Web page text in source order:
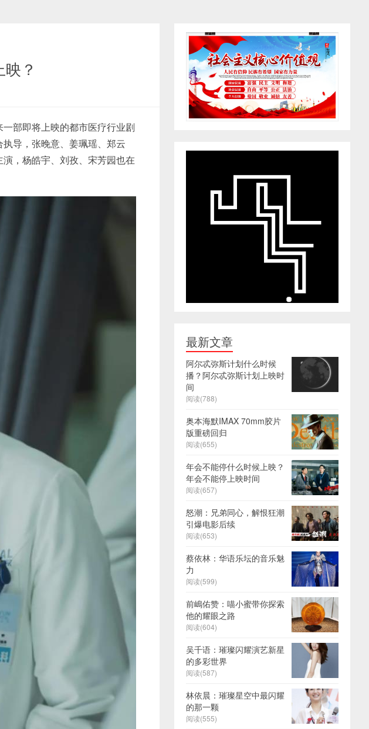
？
部即将上映的都市医疗行业剧
导，张晚意、姜珮瑶、郑云
，杨皓宇、刘孜、宋芳园也在
最新文章
阿尔忒弥斯计划什么时候
播？阿尔忒弥斯计划上映时
间
阅读(788)
奥本海默IMAX 70mm胶片
版重磅回归
阅读(655)
年会不能停什么时候上映？
年会不能停上映时间
阅读(657)
怒潮：兄弟同心，解恨狂潮
引爆电影后续
阅读(653)
蔡依林：华语乐坛的音乐魅
力
阅读(599)
前嶋佑赞：喵小蜜带你探索
他的耀眼之路
阅读(604)
吴千语：璀璨闪耀演艺新星
的多彩世界
阅读(587)
林依晨：璀璨星空中最闪耀
的那一颗
阅读(555)